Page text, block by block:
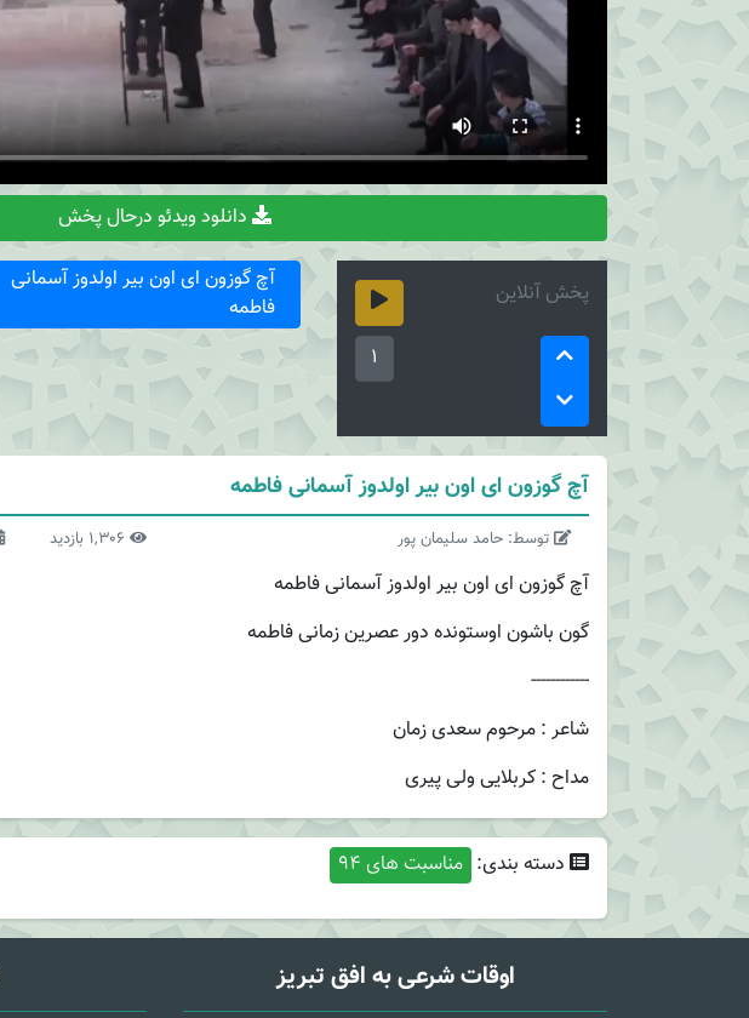
دانلود ویدئو درحال پخش
پخش آنلاین
1
آچ گوزون ای اون بیر اولدوز آسمانی
فاطمه
آچ گوزون ای اون بیر اولدوز آسمانی فاطمه
توسط: حامد سلیمان پور
آچ گوزون ای اون بیر اولدوز آسمانی فاطمه
گون باشون اوستونده دور عصرین زمانی فاطمه
------------
شاعر : مرحوم سعدی زمان
مداح : کربلایی ولی پیری
دسته بندی: مناسبت های 94
اوقات شرعی به افق تبریز